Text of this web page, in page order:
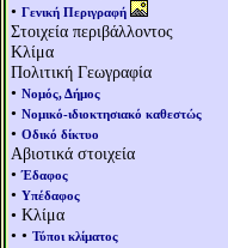
• Γενική Περιγραφή
Στοιχεία περιβάλλοντος
Κλίμα
Πολιτική Γεωγραφία
• Νομός, Δήμος
• Νομικό-ιδιοκτησιακό καθεστώς
• Οδικό δίκτυο
Αβιοτικά στοιχεία
•Έδαφος
• Υπέδαφος
• Κλίμα
• • Τύποι κλίματος